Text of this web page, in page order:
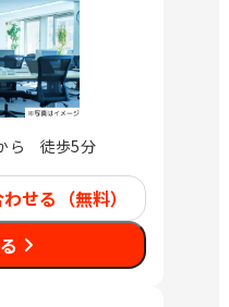
ら 徒歩5分
せる（無料）